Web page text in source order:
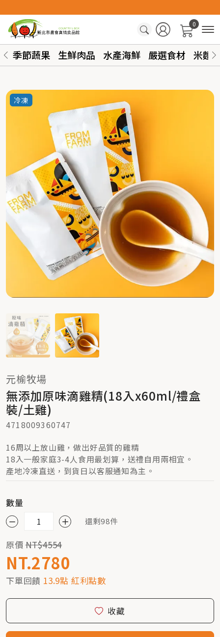
0
季節蔬果 生鮮肉品 水產海鮮 嚴選食材 米麵
冷凍
元榆牧場
無添加原味滴雞精(18入x60ml/禮盒
裝/土雞)
4718009360747
16周以上放山雞，做出好品質的雞精
18入一般家庭3-4人食用最划算，送禮自用兩相宜。
產地冷凍直送，到貨日以客服通知為主。
數量
還剩98件
原價NT$4554
NT.2780
下單回饋 13.9點 紅利點數
收藏